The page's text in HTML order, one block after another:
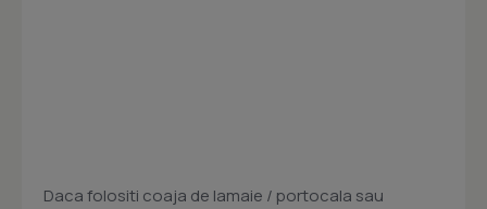
Daca folositi coaja de lamaie / portocala sau